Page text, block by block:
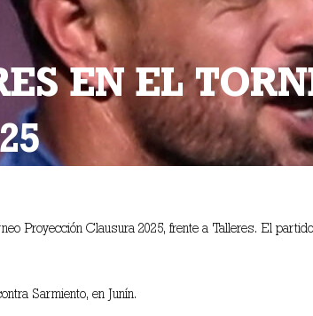
EN EL
Proyección Clausura 2025, frente a Talleres. El
Sarmiento, en Junín.